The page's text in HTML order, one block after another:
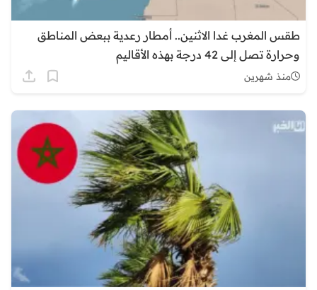
طقس المغرب غدا الاثنين.. أمطار رعدية ببعض المناطق
وحرارة تصل إلى 42 درجة بهذه الأقاليم
منذ شهرين